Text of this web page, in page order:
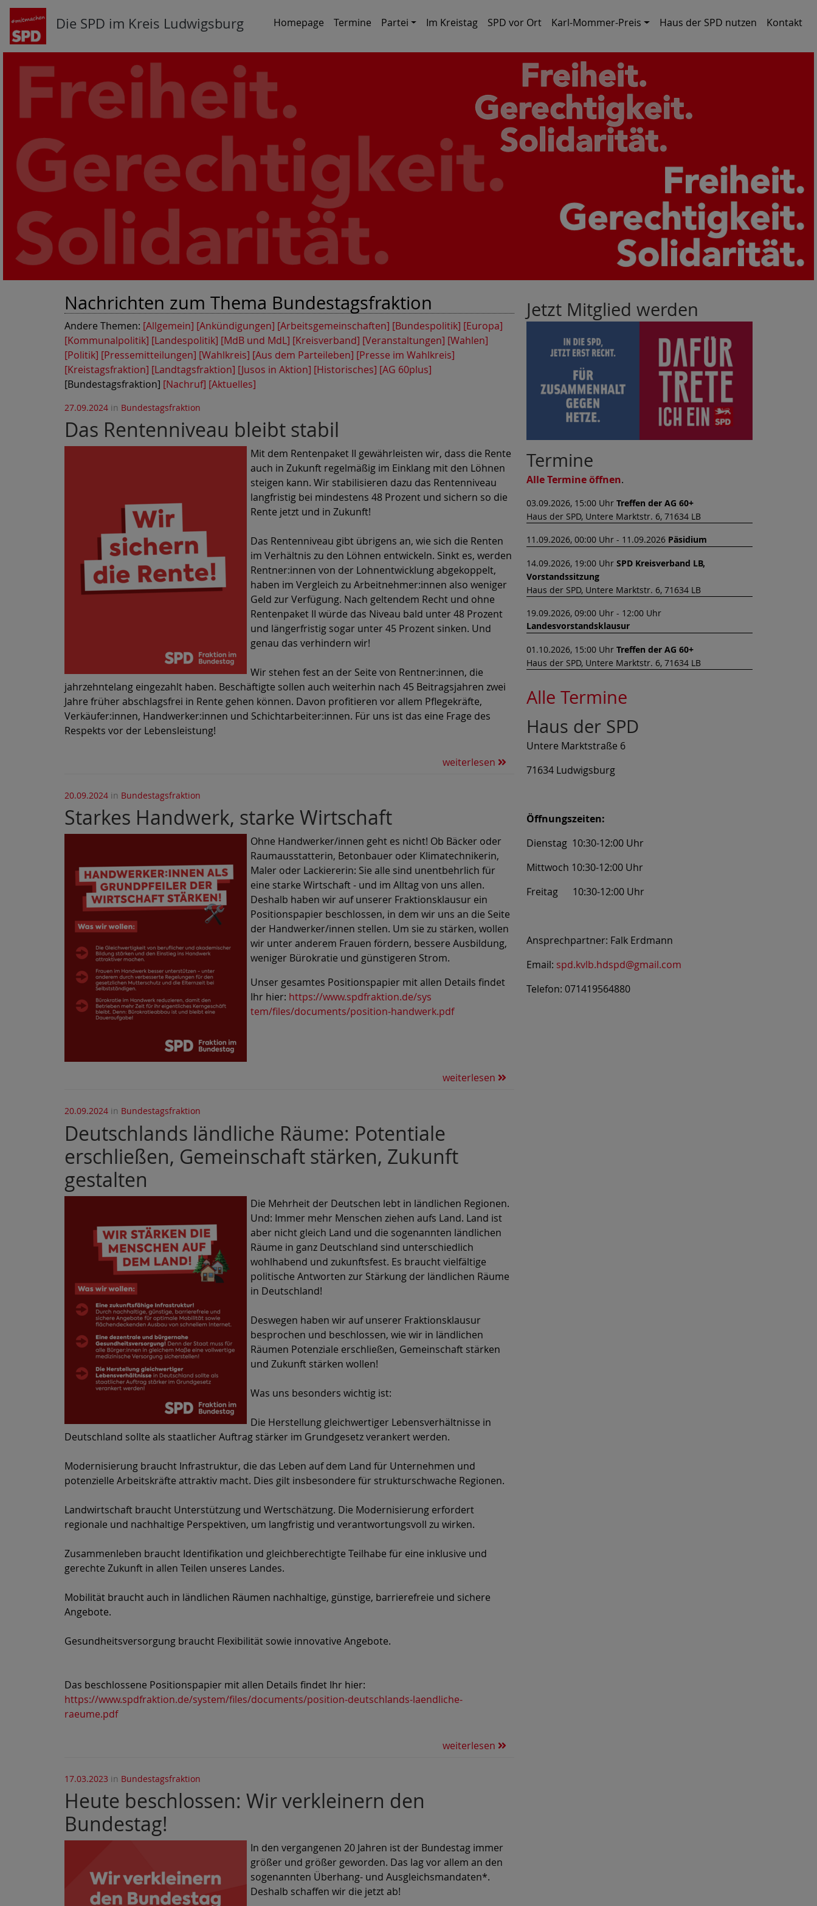
Die SPD im Kreis Ludwigsburg Homepage Termine Partei Im Kreistag SPD vor Ort Karl-Mommer-Preis Haus der SPD nutzen Kontakt
Nachrichten zum Thema Bundestagsfraktion
Andere Themen: [Allgemein] [Ankündigungen] [Arbeitsgemeinschaften] [Bundespolitik] [Europa]
[Kommunalpolitik] [Landespolitik] [MdB und MdL] [Kreisverband] [Veranstaltungen] [Wahlen]
[Politik] [Pressemitteilungen] [Wahlkreis] [Aus dem Parteileben] [Presse im Wahlkreis]
[Kreistagsfraktion] [Landtagsfraktion] [Jusos in Aktion] [Historisches] [AG 60plus]
[Bundestagsfraktion] [Nachruf] [Aktuelles]
27.09.2024 in Bundestagsfraktion
Das Rentenniveau bleibt stabil
Mit dem Rentenpaket II gewährleisten wir, dass die Rente
auch in Zukunft regelmäßig im Einklang mit den Löhnen
steigen kann. Wir stabilisieren dazu das Rentenniveau
langfristig bei mindestens 48 Prozent und sichern so die
Rente jetzt und in Zukunft!
Das Rentenniveau gibt übrigens an, wie sich die Renten
im Verhältnis zu den Löhnen entwickeln. Sinkt es, werden
Rentner:innen von der Lohnentwicklung abgekoppelt,
haben im Vergleich zu Arbeitnehmer:innen also weniger
Geld zur Verfügung. Nach geltendem Recht und ohne
Rentenpaket II würde das Niveau bald unter 48 Prozent
und längerfristig sogar unter 45 Prozent sinken. Und
genau das verhindern wir!
Wir stehen fest an der Seite von Rentner:innen, die
jahrzehntelang eingezahlt haben. Beschäftigte sollen auch weiterhin nach 45 Beitragsjahren zwei
Jahre früher abschlagsfrei in Rente gehen können. Davon profitieren vor allem Pflegekräfte,
Verkäufer:innen, Handwerker:innen und Schichtarbeiter:innen. Für uns ist das eine Frage des
Respekts vor der Lebensleistung!
weiterlesen
20.09.2024 in Bundestagsfraktion
Starkes Handwerk, starke Wirtschaft
Ohne Handwerker/innen geht es nicht! Ob Bäcker oder
Raumausstatterin, Betonbauer oder Klimatechnikerin,
Maler oder Lackiererin: Sie alle sind unentbehrlich für
eine starke Wirtschaft - und im Alltag von uns allen.
Deshalb haben wir auf unserer Fraktionsklausur ein
Positionspapier beschlossen, in dem wir uns an die Seite
der Handwerker/innen stellen. Um sie zu stärken, wollen
wir unter anderem Frauen fördern, bessere Ausbildung,
weniger Bürokratie und günstigeren Strom.
Unser gesamtes Positionspapier mit allen Details findet
Ihr hier: https://www.spdfraktion.de/sys
tem/files/documents/position-handwerk.pdf
weiterlesen
20.09.2024 in Bundestagsfraktion
Deutschlands ländliche Räume: Potentiale
erschließen, Gemeinschaft stärken, Zukunft
gestalten
Die Mehrheit der Deutschen lebt in ländlichen Regionen.
Und: Immer mehr Menschen ziehen aufs Land. Land ist
aber nicht gleich Land und die sogenannten ländlichen
Räume in ganz Deutschland sind unterschiedlich
wohlhabend und zukunftsfest. Es braucht vielfältige
politische Antworten zur Stärkung der ländlichen Räume
in Deutschland!
Deswegen haben wir auf unserer Fraktionsklausur
besprochen und beschlossen, wie wir in ländlichen
Räumen Potenziale erschließen, Gemeinschaft stärken
und Zukunft stärken wollen!
Was uns besonders wichtig ist:
Die Herstellung gleichwertiger Lebensverhältnisse in
Deutschland sollte als staatlicher Auftrag stärker im Grundgesetz verankert werden.
Modernisierung braucht Infrastruktur, die das Leben auf dem Land für Unternehmen und
potenzielle Arbeitskräfte attraktiv macht. Dies gilt insbesondere für strukturschwache Regionen.
Landwirtschaft braucht Unterstützung und Wertschätzung. Die Modernisierung erfordert
regionale und nachhaltige Perspektiven, um langfristig und verantwortungsvoll zu wirken.
Zusammenleben braucht Identifikation und gleichberechtigte Teilhabe für eine inklusive und
gerechte Zukunft in allen Teilen unseres Landes.
Mobilität braucht auch in ländlichen Räumen nachhaltige, günstige, barrierefreie und sichere
Angebote.
Gesundheitsversorgung braucht Flexibilität sowie innovative Angebote.
Das beschlossene Positionspapier mit allen Details findet Ihr hier:
https://www.spdfraktion.de/system/files/documents/position-deutschlands-laendliche-
raeume.pdf
weiterlesen
17.03.2023 in Bundestagsfraktion
Heute beschlossen: Wir verkleinern den
Bundestag!
In den vergangenen 20 Jahren ist der Bundestag immer
größer und größer geworden. Das lag vor allem an den
sogenannten Überhang- und Ausgleichsmandaten*.
Deshalb schaffen wir die jetzt ab!
Jetzt Mitglied werden
Termine
Alle Termine öffnen.
03.09.2026, 15:00 Uhr Treffen der AG 60+
Haus der SPD, Untere Marktstr. 6, 71634 LB
11.09.2026, 00:00 Uhr - 11.09.2026 Päsidium
14.09.2026, 19:00 Uhr SPD Kreisverband LB,
Vorstandssitzung
Haus der SPD, Untere Marktstr. 6, 71634 LB
19.09.2026, 09:00 Uhr - 12:00 Uhr
Landesvorstandsklausur
01.10.2026, 15:00 Uhr Treffen der AG 60+
Haus der SPD, Untere Marktstr. 6, 71634 LB
Alle Termine
Haus der SPD
Untere Marktstraße 6
71634 Ludwigsburg
Öffnungszeiten:
Dienstag 10:30-12:00 Uhr
Mittwoch 10:30-12:00 Uhr
Freitag 10:30-12:00 Uhr
Ansprechpartner: Falk Erdmann
Email: spd.kvlb.hdspd@gmail.com
Telefon: 071419564880